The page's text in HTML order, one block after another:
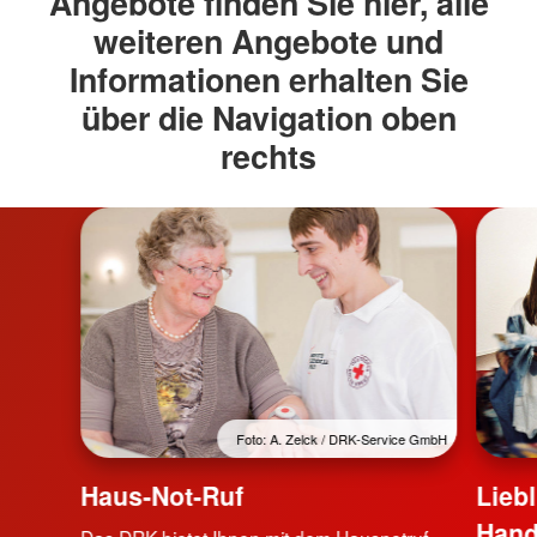
weiteren Angebote und
Informationen erhalten Sie
über die Navigation oben
rechts
Foto: A. Zelck / DRK-Service GmbH
Haus-Not-Ruf